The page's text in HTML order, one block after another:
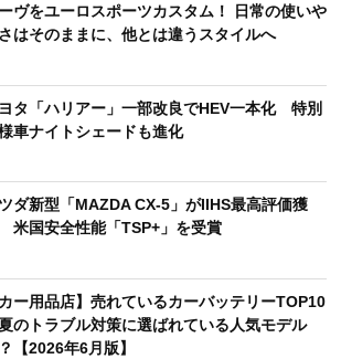
ヴをユーロスポーツカスタム！ 日常の使いや
はそのままに、他とは違うスタイルへ
ヨタ「ハリアー」一部改良でHEV一本化 特別
車ナイトシェードも進化
ダ新型「MAZDA CX-5」がIIHS最高評価獲
米国安全性能「TSP+」を受賞
カー用品店】売れているカーバッテリーTOP10
夏のトラブル対策に選ばれている人気モデル
【2026年6月版】